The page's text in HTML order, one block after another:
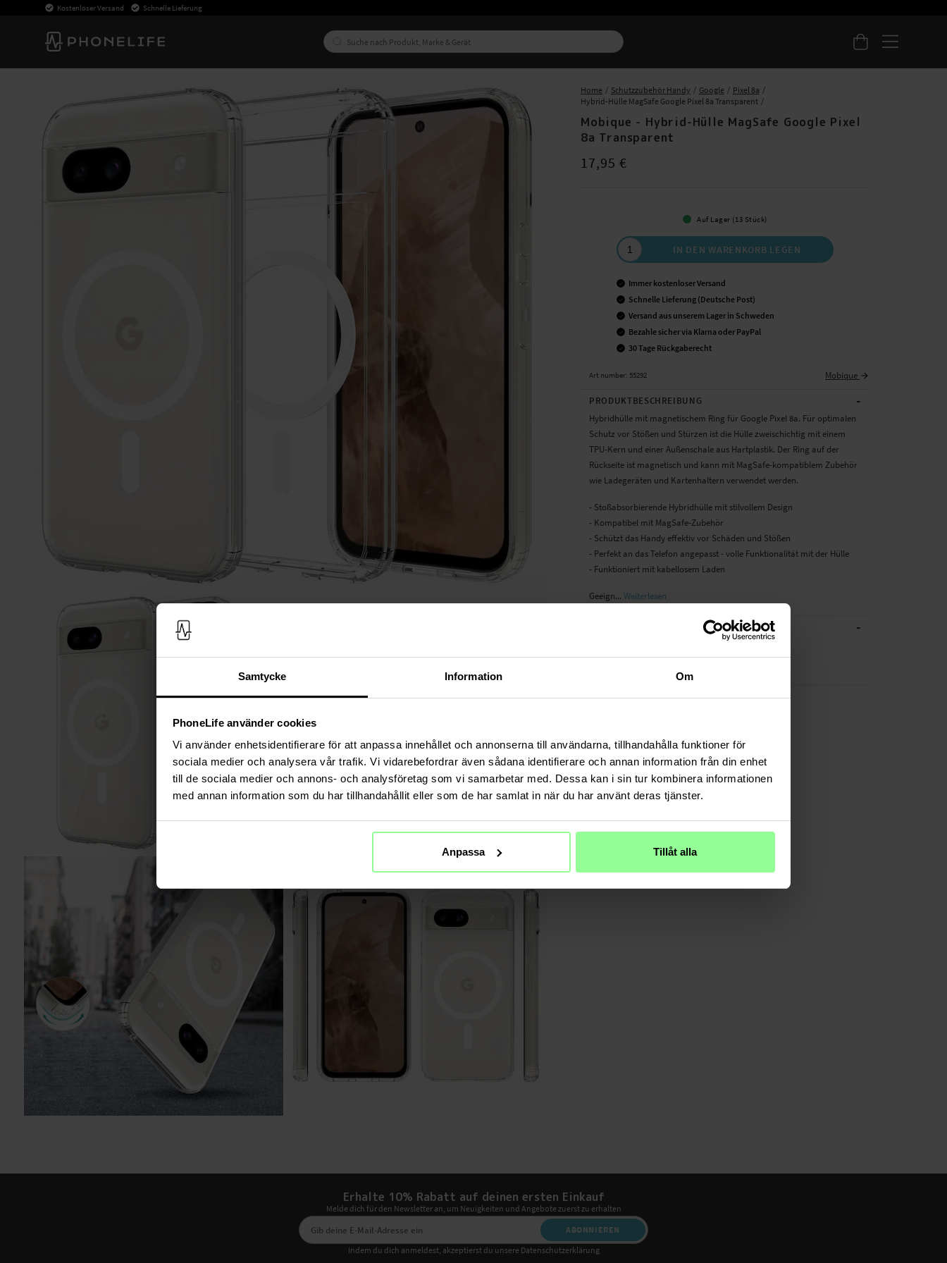
Samtycke Information Om
PhoneLife använder cookies
Vi använder enhetsidentifierare för att anpassa innehållet och annonserna till användarna, tillhandahålla funktioner för
sociala medier och analysera vår trafik. Vi vidarebefordrar även sådana identifierare och annan information från din enhet
till de sociala medier och annons- och analysföretag som vi samarbetar med. Dessa kan i sin tur kombinera informationen
med annan information som du har tillhandahållit eller som de har samlat in när du har använt deras tjänster.
Anpassa Tillåt alla
Kostenloser Versand Schnelle Lieferung
Home Schutzzubehör Handy Google
Pixel 8a
Hybrid-Hülle MagSafe Google Pixel 8a Transparent
Mobique - Hybrid-Hülle MagSafe Google Pixel
8a Transparent
Preis:17,95 €
17,95 €
Auf Lager (13 Stück)
IN DEN WARENKORB LEGEN
Immer kostenloser Versand
Schnelle Lieferung (Deutsche Post)
Versand aus unserem Lager in Schweden
Bezahle sicher via Klarna oder PayPal
30 Tage Rückgaberecht
Art number: 55292 Mobique
PRODUKTBESCHREIBUNG -
Hybridhülle mit magnetischem Ring für Google Pixel 8a. Für optimalen
Schutz vor Stößen und Stürzen ist die Hülle zweischichtig mit einem
TPU-Kern und einer Außenschale aus Hartplastik. Der Ring auf der
Rückseite ist magnetisch und kann mit MagSafe-kompatiblem Zubehör
wie Ladegeräten und Kartenhaltern verwendet werden.
- Stoßabsorbierende Hybridhülle mit stilvollem Design
- Kompatibel mit MagSafe-Zubehör
- Schützt das Handy effektiv vor Schäden und Stößen
- Perfekt an das Telefon angepasst - volle Funktionalität mit der Hülle
- Funktioniert mit kabellosem Laden
Geeign... Weiterlesen
-
Erhalte 10% Rabatt auf deinen ersten Einkauf
Melde dich für den Newsletter an, um Neuigkeiten und Angebote zuerst zu erhalten
ABONNIEREN
Indem du dich anmeldest, akzeptierst du unsere Datenschutzerklärung